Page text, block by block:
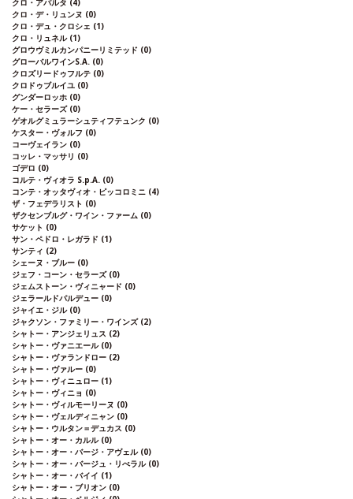
クロ・アパルタ (4)
クロ・デ・リュンヌ (0)
クロ・デュ・クロシェ (1)
クロ・リュネル (1)
グロウヴミルカンパニーリミテッド (0)
グローバルワインS.A. (0)
クロズリードゥフルテ (0)
クロドゥブルイユ (0)
グンダーロッホ (0)
ケー・セラーズ (0)
ゲオルグミュラーシュティフテュンク (0)
ケスター・ヴォルフ (0)
コーヴェイラン (0)
コッレ・マッサリ (0)
ゴデロ (0)
コルテ・ヴィオラ S.p.A. (0)
コンテ・オッタヴィオ・ピッコロミニ (4)
ザ・フェデラリスト (0)
ザクセンブルグ・ワイン・ファーム (0)
サケット (0)
サン・ペドロ・レガラド (1)
サンティ (2)
シェーヌ・ブルー (0)
ジェフ・コーン・セラーズ (0)
ジェムストーン・ヴィニャード (0)
ジェラールドパルデュー (0)
ジャイエ・ジル (0)
ジャクソン・ファミリー・ワインズ (2)
シャトー・アンジェリュス (2)
シャトー・ヴァニエール (0)
シャトー・ヴァランドロー (2)
シャトー・ヴァルー (0)
シャトー・ヴィニュロー (1)
シャトー・ヴィニョ (0)
シャトー・ヴィルモーリーヌ (0)
シャトー・ヴェルディニャン (0)
シャトー・ウルタン＝デュカス (0)
シャトー・オー・カルル (0)
シャトー・オー・バージ・アヴェル (0)
シャトー・オー・バージュ・リべラル (0)
シャトー・オー・バイイ (1)
シャトー・オー・ブリオン (0)